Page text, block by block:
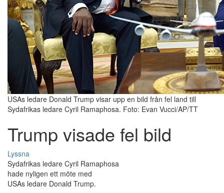
USAs ledare Donald Trump visar upp en bild från fel land till
Sydafrikas ledare Cyril Ramaphosa. Foto: Evan Vucci/AP/TT
Trump visade fel bild
Lyssna
Sydafrikas ledare Cyril Ramaphosa
hade nyligen ett möte med
USAs ledare Donald Trump.